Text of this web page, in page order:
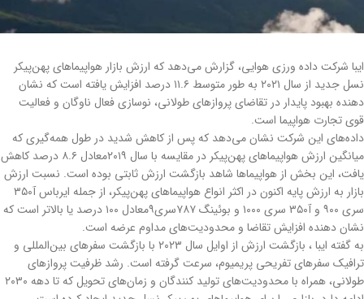
ایبا شرکت داده ورزی هوایی، گزارش می‌دهد که ارزش بازار هواپیماهای پهن‌پیکر
نسل جدید از سال ۲۰۲۱ به طور متوسط ۱۱.۶ درصد افزایش یافته است که نشان
دهنده بهبود پایدار در تقاضای پروازهای طولانی، نوسازی فعال ناوگان و فعالیت
قوی تجارت هواپیما است.
داده‌های این شرکت نشان می‌دهد که پس از کاهش شدید در طول همه‌گیری که
میانگین ارزش هواپیماهای پهن‌پیکر در مقایسه با سال ۲۰۱۹معادل ۸.۶ درصد کاهش
یافت، این بخش از هواپیماها شاهد بازگشت ارزش ثابتی بوده است. نسبت ارزش
بازار به ارزش پایه اکنون در اکثر انواع هواپیماهای پهن‌پیکر، از جمله ایرباس آ۳۵۰
سری ۹۰۰ و آ۳۵۰ سری ۱۰۰۰ و بوئینگ ۷۸۷سری۹معادل ۱۰۰ درصد یا بالاتر است که
نشان دهنده افزایش تقاضا و محدودیت‌های مداوم عرضه است.
به گفته ایبا ، بازگشت ارزش از اوایل سال ۲۰۲۳ با بازگشت سفرهای بین‌المللی و
ترافیک سفرهای تفریحی پریمیوم، سرعت گرفته است. رشد ظرفیت پروازهای
طولانی، همراه با محدودیت‌های تولید کنندگان و زمان‌های تحویل که تا دهه ۲۰۳۰